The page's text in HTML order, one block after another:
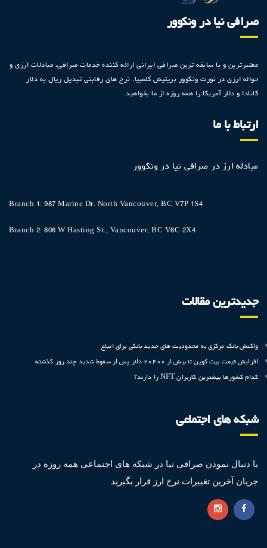
صرافی نیا در ونکوور
معتبرترین و با سابقه ترین صرافی ایرانی ارائه کننده خدمات صرافی، مبادلات ارزی و
حواله ارزی در نورث ونکوور بریتیش کلمبیا. نرخ های رقابتی تبدیل ریال به دلار
کانادا و دلار آمریکا را همه روزه از ما بخواهید.
ارتباط با ما
مبادله ارز در صرافی نیا در ونکوور
Branch 1: 987 Marine Dr. North Vancouver, BC V7P 1S4
Branch 2: 806 W Hasting St., Vancouver, BC V6C 2X4
جدیدترین مقالات
واکنش بانک مرکزی به محدودیت های جدید بانکی برای اتباع
افزایش قیمت بیت کوین تا بیش‌ از ۲۰۴۰۰ دلار پس از سقوط شدید چند روز گذشته
کدام کشورها بیشترین کاربران NFT را دارند؟
شبکه های اجتماعی
با دنبال نمودن صرافی نیا در شبکه های اجتماعی همه روزه در
جریان آخرین تغییرات نرخ ارز قرار بگیرید